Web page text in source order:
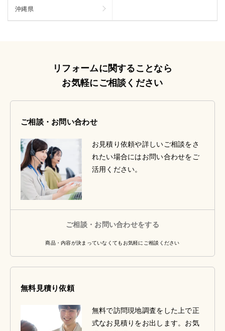
沖縄県
リフォームに関することなら
お気軽にご相談ください
ご相談・お問い合わせ
お見積り依頼や詳しいご相談をさ
れたい場合にはお問い合わせをご
活用ください。
ご相談・お問い合わせをする
商品・内容が決まっていなくてもお気軽にご相談ください
無料見積り依頼
無料で訪問現地調査をした上で正
式なお見積りをお出します。お気